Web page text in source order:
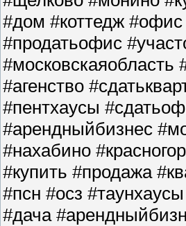
#дом #коттедж
#продатьофис
#московскаяобласть
#агенство
#пентхаусы
#арендныйбизнес
#нахабино
#купить #продажа
#псн #осз
#дача